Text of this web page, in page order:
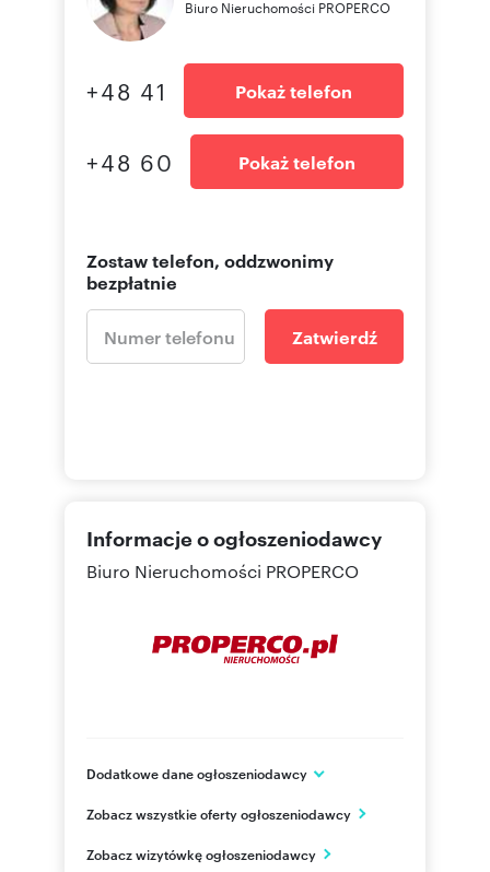
Biuro Nieruchomości PROPERCO
+48 41 Pokaż telefon
+48 60 Pokaż telefon
Zostaw telefon, oddzwonimy
bezpłatnie
Zatwierdź
Informacje o ogłoszeniodawcy
Biuro Nieruchomości PROPERCO
Dodatkowe dane ogłoszeniodawcy
Kielce
PL
Zobacz wszystkie oferty ogłoszeniodawcy
Zobacz wizytówkę ogłoszeniodawcy